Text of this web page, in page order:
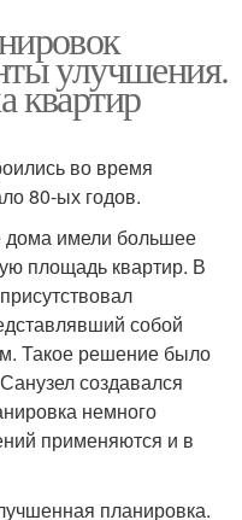
улучшения.
квартир
во время
80-ых годов.
дома имели большее
площадь квартир. В
собой
Такое решение было
создавался
немного
применяются и в
планировка.